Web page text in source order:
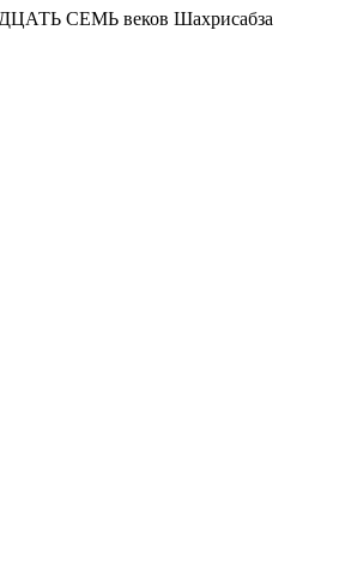
СЕМЬ веков Шахрисабза